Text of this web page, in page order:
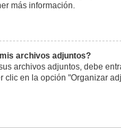
más información.
archivos adjuntos?
archivos adjuntos, debe
clic en la opción "Organizar